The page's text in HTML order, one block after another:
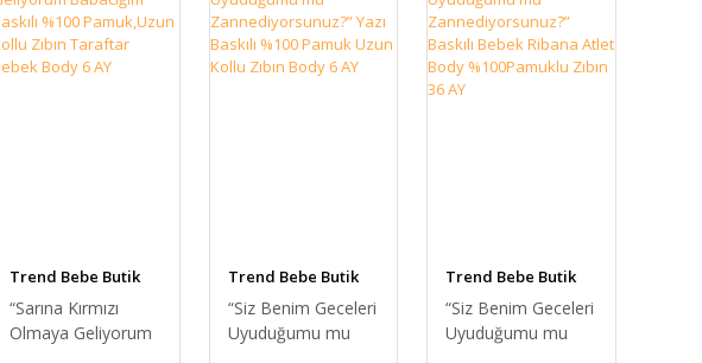
Trend Bebe Butik
“Sarına Kırmızı
Olmaya Geliyorum
Trend Bebe Butik
“Siz Benim Geceleri
Uyuduğumu mu
Trend Bebe Butik
“Siz Benim Geceleri
Uyuduğumu mu